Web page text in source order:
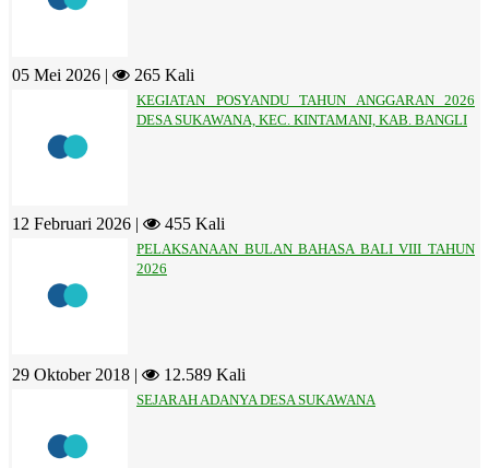
05 Mei 2026 | 265 Kali
KEGIATAN POSYANDU TAHUN ANGGARAN 2026
DESA SUKAWANA, KEC. KINTAMANI, KAB. BANGLI
12 Februari 2026 | 455 Kali
PELAKSANAAN BULAN BAHASA BALI VIII TAHUN
2026
29 Oktober 2018 | 12.589 Kali
SEJARAH ADANYA DESA SUKAWANA